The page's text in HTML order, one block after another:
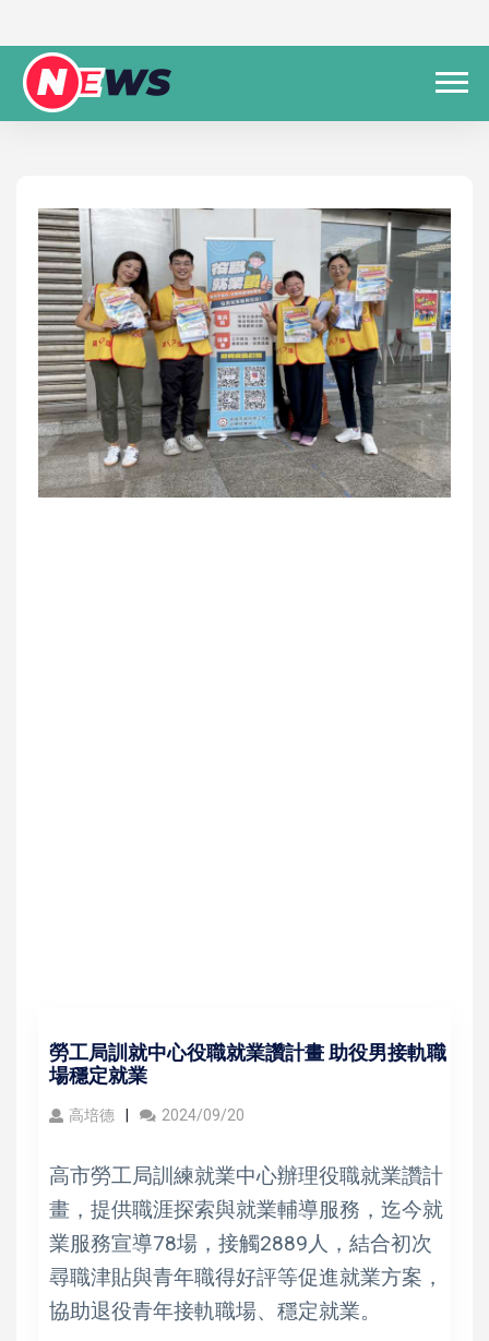
勞工局訓就中心役職就業讚計畫 助役男接軌職
場穩定就業
高培德 2024/09/20
高市勞工局訓練就業中心辦理役職就業讚計
畫，提供職涯探索與就業輔導服務，迄今就
業服務宣導78場，接觸2889人，結合初次
尋職津貼與青年職得好評等促進就業方案，
協助退役青年接軌職場、穩定就業。